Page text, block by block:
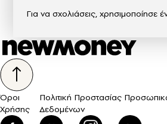
Για να σχολιάσεις, χρησιμοποίησε
Όροι
Χρήσης
Πολιτική Προστασίας
Δεδομένων